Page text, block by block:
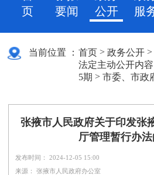
页
要闻
公开
服
当前位置 ： 首页 >政务公开
法定主动公开内容
5期 >市委、市政
张掖市人民政府关于印发张
厅管理暂行办
发布时间： 2024-12-05 15:00
来源： 张掖市人民政府办公室